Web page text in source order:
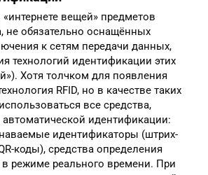
вещей» предметов
не обязательно оснащённых
к сетям передачи данных,
технологий идентификации этих
Хотя толчком для появления
RFID, но в качестве таких
все средства,
идентификации:
идентификаторы (штрих-
коды), средства определения
режиме реального времени. При